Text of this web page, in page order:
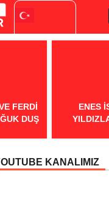
Turkish
FERDI
DUŞ
ENES
KANALIMIZ